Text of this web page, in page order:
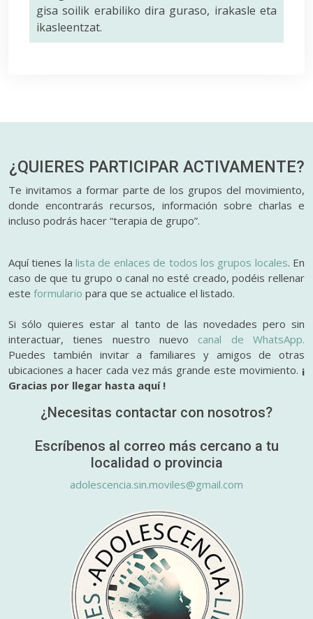
gisa soilik erabiliko dira guraso, irakasle eta
ikasleentzat.
¿QUIERES PARTICIPAR ACTIVAMENTE?
Te invitamos a formar parte de los grupos del movimiento,
donde encontrarás recursos, información sobre charlas e
incluso podrás hacer “terapia de grupo”.
Aquí tienes lalista de enlaces de todos los grupos locales. En
caso de que tu grupo o canal no esté creado, podéis rellenar
este formulario para que se actualice el listado.
Si sólo quieres estar al tanto de las novedades pero sin
interactuar, tienes nuestro nuevo canal de WhatsApp.
Puedes también invitar a familiares y amigos de otras
ubicaciones a hacer cada vez más grande este movimiento. ¡
Gracias por llegar hasta aquí !
¿Necesitas contactar con nosotros?
Escríbenos al correo más cercano a tu
localidad o provincia
adolescencia.sin.moviles@gmail.com